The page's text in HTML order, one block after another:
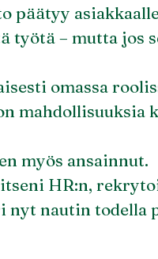
päätyy
– mutta jos
omassa
mahdollisuuksia
myös ansainnut.
HR:n,
nyt nautin todella